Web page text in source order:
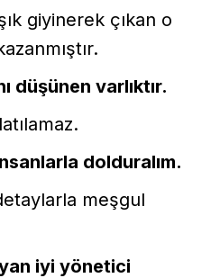
giyinerek çıkan o
düşünen varlıktır.
dolduralım.
meşgul
iyi yönetici